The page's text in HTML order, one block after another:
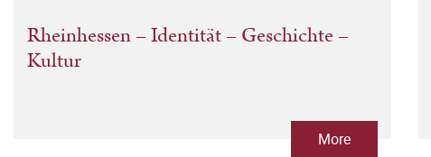
Rheinhessen – Identität – Geschichte –
Kultur
More